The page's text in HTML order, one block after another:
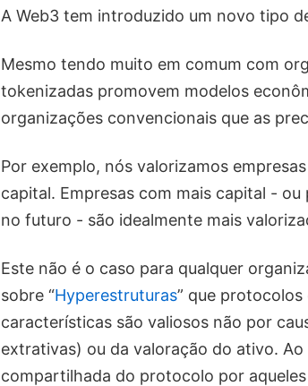
A Web3 tem introduzido um novo tipo
Mesmo tendo muito em comum com
tokenizadas promovem modelos
organizações convencionais que as
Por exemplo, nós valorizamos
capital. Empresas com mais capital -
no futuro - são idealmente mais
Este não é o caso para qualquer
sobre “Hyperestruturas” que
características são valiosos não por
extrativas) ou da valoração do ativo.
compartilhada do protocolo por